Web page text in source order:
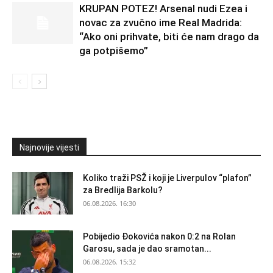
KRUPAN POTEZ! Arsenal nudi Ezea i
novac za zvučno ime Real Madrida:
“Ako oni prihvate, biti će nam drago da
ga potpišemo”
Najnovije vijesti
Koliko traži PSŽ i koji je Liverpulov “plafon”
za Bredlija Barkolu?
06.08.2026. 16:30
Pobijedio Đokovića nakon 0:2 na Rolan
Garosu, sada je dao sramotan...
06.08.2026. 15:32